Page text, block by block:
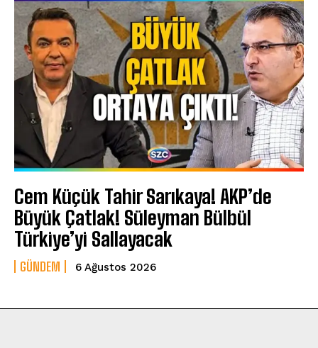
Cem Küçük Tahir Sarıkaya! AKP’de
Büyük Çatlak! Süleyman Bülbül
Türkiye’yi Sallayacak
GÜNDEM 6 Ağustos 2026